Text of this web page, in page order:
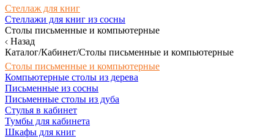
Стеллаж для книг
Стеллажи для книг из сосны
Столы письменные и компьютерные
Назад
Каталог/Кабинет/Столы письменные и компьютерные
Столы письменные и компьютерные
Компьютерные столы из дерева
Письменные из сосны
Письменные столы из дуба
Стулья в кабинет
Тумбы для кабинета
Шкафы для книг